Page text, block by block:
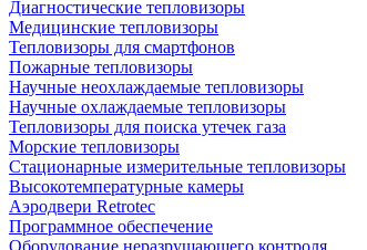
Диагностические тепловизоры
Медицинские тепловизоры
Тепловизоры для смартфонов
Пожарные тепловизоры
Научные неохлаждаемые тепловизоры
Научные охлаждаемые тепловизоры
Тепловизоры для поиска утечек газа
Морские тепловизоры
Стационарные измерительные тепловизоры
Высокотемпературные камеры
Аэродвери Retrotec
Программное обеспечение
Оборудование неразрушающего контроля